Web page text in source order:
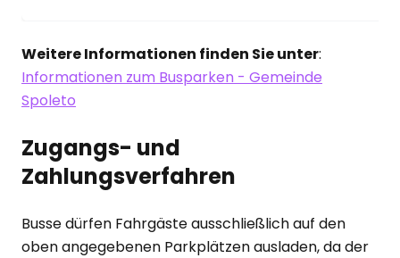
Weitere Informationen finden Sie unter:
Informationen zum Busparken - Gemeinde
Spoleto
Zugangs- und
Zahlungsverfahren
Busse dürfen Fahrgäste ausschließlich auf den
oben angegebenen Parkplätzen ausladen, da der